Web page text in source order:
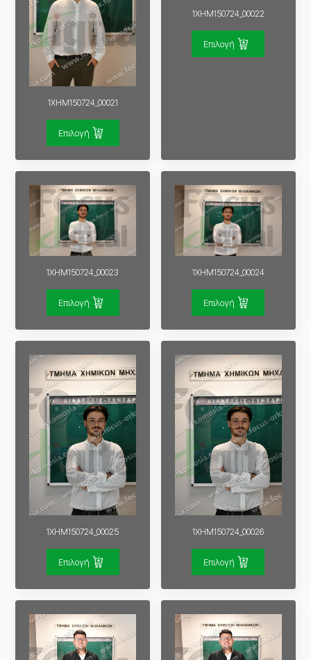
1XHM150724_00021
Επιλογή
1XHM150724_00022
Επιλογή
1XHM150724_00023
Επιλογή
1XHM150724_00024
Επιλογή
1XHM150724_00025
Επιλογή
1XHM150724_00026
Επιλογή